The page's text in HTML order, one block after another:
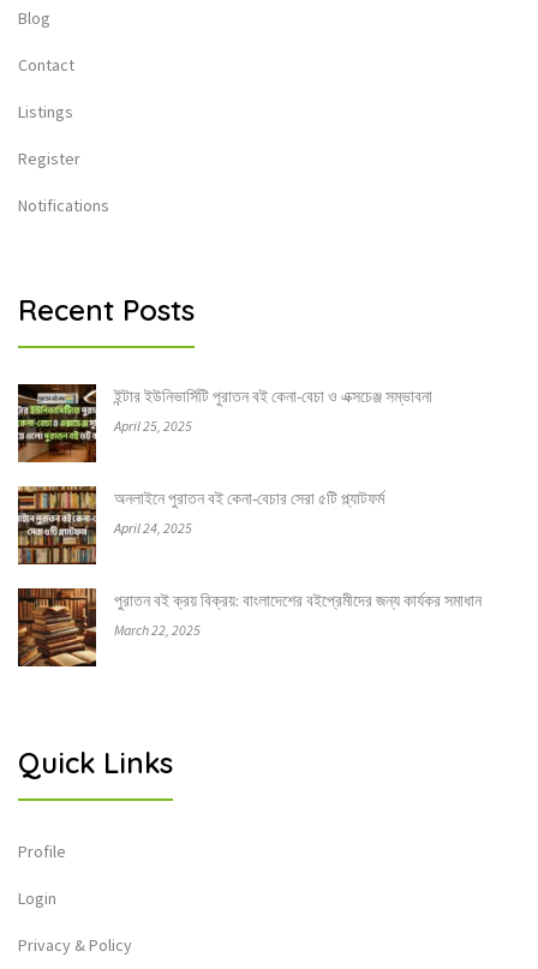
Blog
Contact
Listings
Register
Notifications
Recent Posts
ইন্টার ইউনিভার্সিটি পুরাতন বই কেনা-বেচা ও এক্সচেঞ্জ সম্ভাবনা
April 25, 2025
অনলাইনে পুরাতন বই কেনা-বেচার সেরা ৫টি প্ল্যাটফর্ম
April 24, 2025
পুরাতন বই ক্রয় বিক্রয়: বাংলাদেশের বইপ্রেমীদের জন্য কার্যকর সমাধান
March 22, 2025
Quick Links
Profile
Login
Privacy & Policy